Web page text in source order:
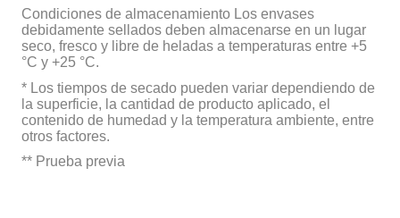
Condiciones de almacenamiento Los envases
debidamente sellados deben almacenarse en un lugar
seco, fresco y libre de heladas a temperaturas entre +5
°C y +25 °C.
* Los tiempos de secado pueden variar dependiendo de
la superficie, la cantidad de producto aplicado, el
contenido de humedad y la temperatura ambiente, entre
otros factores.
** Prueba previa